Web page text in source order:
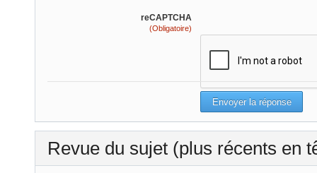
reCAPTCHA
(Obligatoire)
Revue du sujet (plus récents en